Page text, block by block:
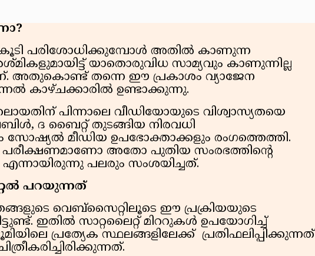
പരിശോധിക്കുമ്പോള്‍ അതില്‍ കാണുന്ന
യാതൊരുവിധ സാമ്യവും കാണുന്നില്ല
അതുകൊണ്ട് തന്നെ ഈ പ്രകാശം വ്യാജേന
കാഴ്ചക്കാരില്‍ ഉണ്ടാക്കുന്നു.
പിന്നാലെ വീഡിയോയുടെ വിശ്വാസ്യതയെ
ദ ബൈറ്റ് തുടങ്ങിയ നിരവധി
സോഷ്യല്‍ മീഡിയ ഉപഭോക്താക്കളും രംഗത്തെത്തി.
പരീക്ഷണമാണോ അതോ പുതിയ സംരഭത്തിന്റെ
പലരും സംശയിച്ചത്.
പറയുന്നത്
തങ്ങളുടെ വെബ്‌സൈറ്റിലൂടെ ഈ പ്രക്രിയയുടെ
ഇതില്‍ സാറ്റലൈറ്റ് മിററുകള്‍ ഉപയോഗിച്ച്
പ്രത്യേക സ്ഥലങ്ങളിലേക്ക് പ്രതിഫലിപ്പിക്കുന്നത്